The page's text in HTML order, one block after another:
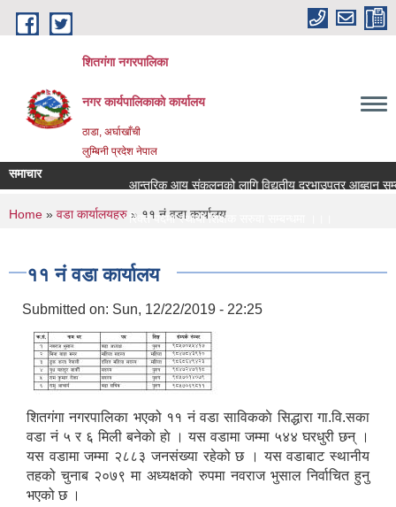
Skip to main content
शितगंगा नगरपालिका
नगर कार्यपालिकाकाे कार्यालय
ठाडा, अर्घाखाँची
लुम्बिनी प्रदेश नेपाल
समाचार
आन्तरिक आय संकलनको लागि विद्युतीय दरभाउपत्र आब्हान
रिक्त पदमा स्थायी शिक्षक सरुवा सम्बन्धमा ।।।
You are here
Home » वडा कार्यालयहरु » ११ नं वडा कार्यालय
११ नं वडा कार्यालय
Submitted on: Sun, 12/22/2019 - 22:25
शितगंगा नगरपालिका भएको ११ नं वडा साविककाे सिद्धारा गा‍‍.वि.सका
वडा न‌ं ५ र ६ मिली बनेकाे हाे । यस वडामा जम्मा ५४४ घरधुरी छन् ।
यस वडामा जम्मा २८८३ जनसंख्या रहेको छ । यस वडाबाट स्थानीय
तहको चुनाब २०७९ मा अध्यक्षको रुपमा नवराज भुसाल निर्वाचित हुनु
भएको छ ।